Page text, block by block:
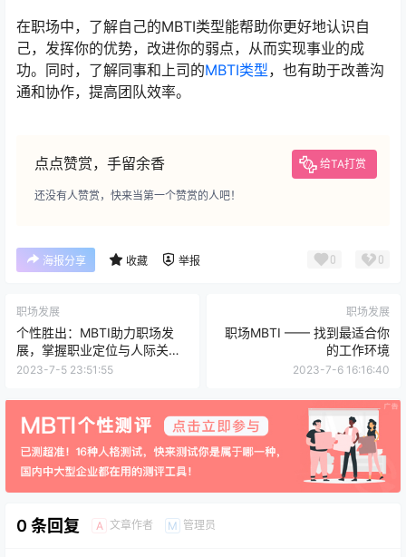
在职场中，了解自己的MBTI类型能帮助你更好地认识自
己，发挥你的优势，改进你的弱点，从而实现事业的成
功。同时，了解同事和上司的MBTI类型，也有助于改善沟
通和协作，提高团队效率。
点点赞赏，手留余香 给TA打赏
还没有人赞赏，快来当第一个赞赏的人吧！
海报分享 收藏 举报 0 0
职场发展
个性胜出：MBTI助力职场发
展，掌握职业定位与人际关系
的成功之道
2023-7-5 23:51:55
职场发展
职场MBTI —— 找到最适合你
的工作环境
2023-7-6 16:16:40
0 条回复 A 文章作者 M 管理员